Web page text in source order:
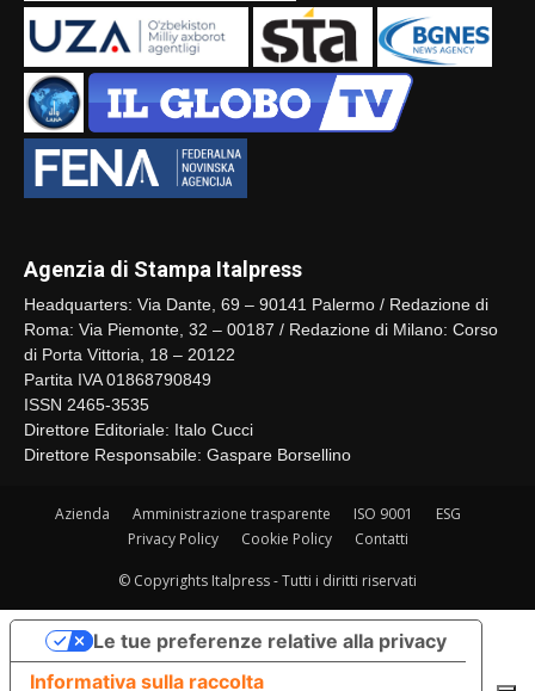
Agenzia di Stampa Italpress
Headquarters: Via Dante, 69 – 90141 Palermo / Redazione di
Roma: Via Piemonte, 32 – 00187 / Redazione di Milano: Corso
di Porta Vittoria, 18 – 20122
Partita IVA 01868790849
ISSN 2465-3535
Direttore Editoriale: Italo Cucci
Direttore Responsabile: Gaspare Borsellino
Azienda Amministrazione trasparente ISO 9001
ESG
Privacy Policy
Cookie Policy Contatti
© Copyrights Italpress - Tutti i diritti riservati
Informativa sulla raccolta
Le tue preferenze relative alla privacy